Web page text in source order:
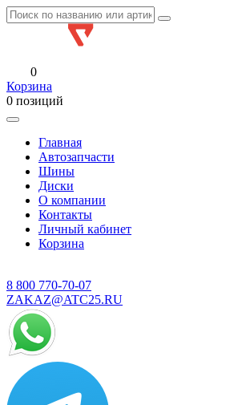
0
Корзина
0 позиций
Главная
Автозапчасти
Шины
Диски
О компании
Контакты
Личный кабинет
Корзина
8 800 770-70-07
ZAKAZ@ATC25.RU